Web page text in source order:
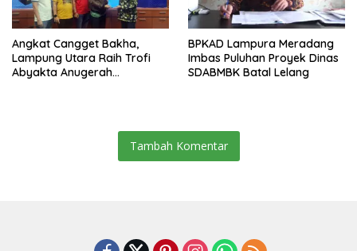
Angkat Cangget Bakha,
Lampung Utara Raih Trofi
Abyakta Anugerah
BPKAD Lampura Meradang
Imbas Puluhan Proyek Dinas
SDABMBK Batal Lelang
Tambah Komentar